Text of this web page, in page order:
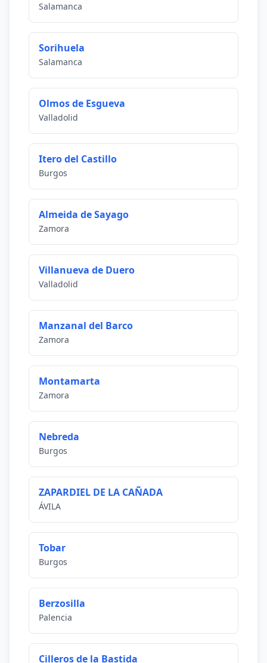
Salamanca
Sorihuela
Salamanca
Olmos de Esgueva
Valladolid
Itero del Castillo
Burgos
Almeida de Sayago
Zamora
Villanueva de Duero
Valladolid
Manzanal del Barco
Zamora
Montamarta
Zamora
Nebreda
Burgos
ZAPARDIEL DE LA CAÑADA
ÁVILA
Tobar
Burgos
Berzosilla
Palencia
Cilleros de la Bastida